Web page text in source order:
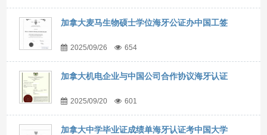
加拿大麦马生物硕士学位海牙公证办中国工签
2025/09/26 654
加拿大机电企业与中国公司合作协议海牙认证
2025/09/20 601
加拿大中学毕业证成绩单海牙认证考中国大学